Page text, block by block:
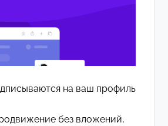
на ваш профиль
без вложений,